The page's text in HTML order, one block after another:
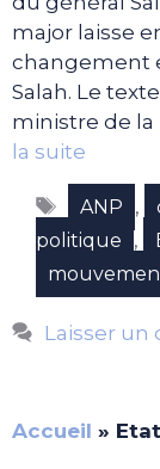
major laisse
changement
Salah. Le
ministre de la
la suite
ANP ,
politique
,
Laisser
Accueil »